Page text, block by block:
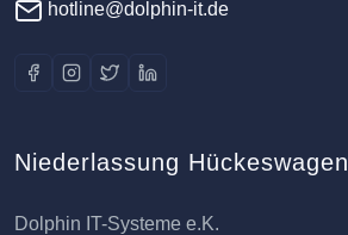
hotline@dolphin-it.de
Niederlassung Hückeswagen
Dolphin IT-Systeme e.K.